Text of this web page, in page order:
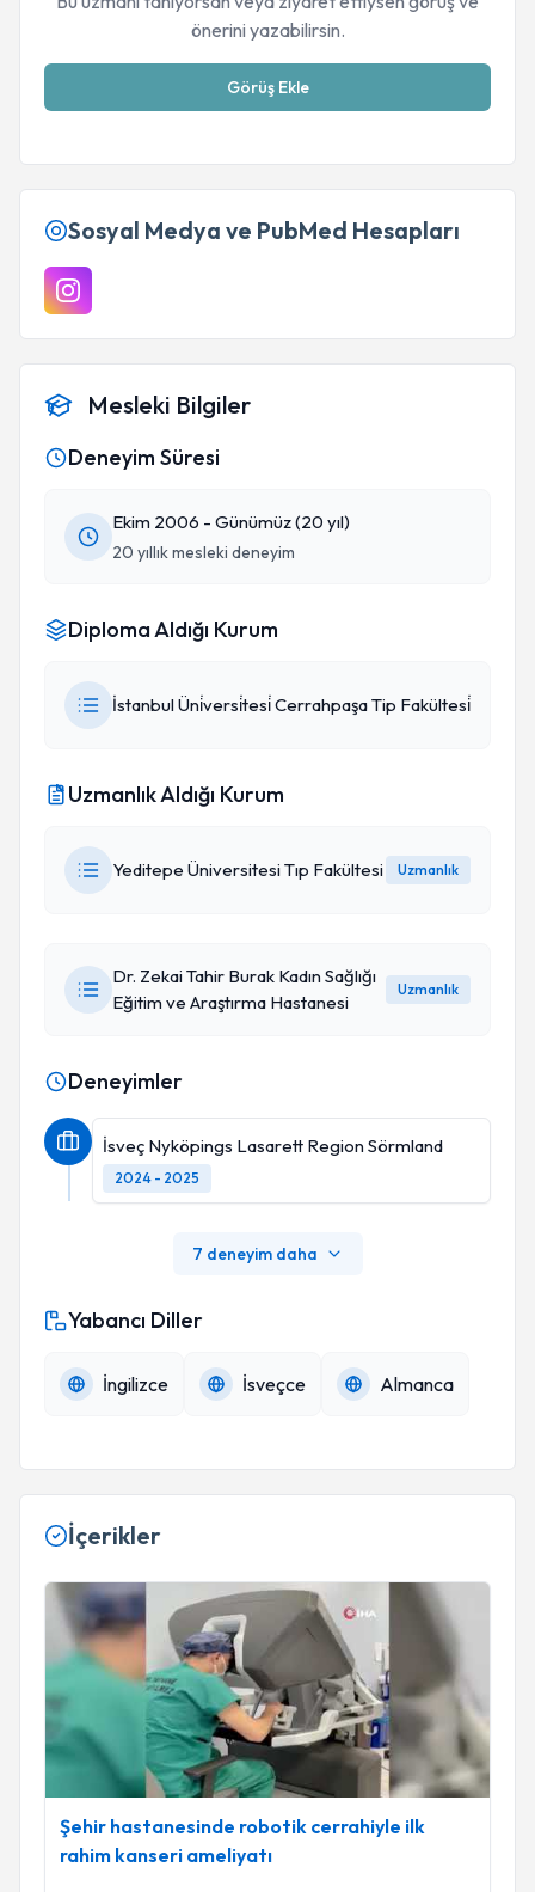
önerini yazabilirsin.
Görüş Ekle
Sosyal Medya ve PubMed Hesapları
Mesleki Bilgiler
Deneyim Süresi
Ekim 2006 - Günümüz (20 yıl)
20 yıllık mesleki deneyim
Diploma Aldığı Kurum
İstanbul Üni̇versi̇tesi̇ Cerrahpaşa Tip Fakültesi̇
Uzmanlık Aldığı Kurum
Yeditepe Üniversitesi Tıp Fakültesi Uzmanlık
Dr. Zekai Tahir Burak Kadın Sağlığı
Eğitim ve Araştırma Hastanesi
Uzmanlık
Deneyimler
İsveç Nyköpings Lasarett Region Sörmland
2024 - 2025
7 deneyim daha
Yabancı Diller
İngilizce İsveçce Almanca
İçerikler
Şehir hastanesinde robotik cerrahiyle ilk rahim kanseri
Şehir hastanesinde robotik cerrahiyle ilk
rahim kanseri ameliyatı